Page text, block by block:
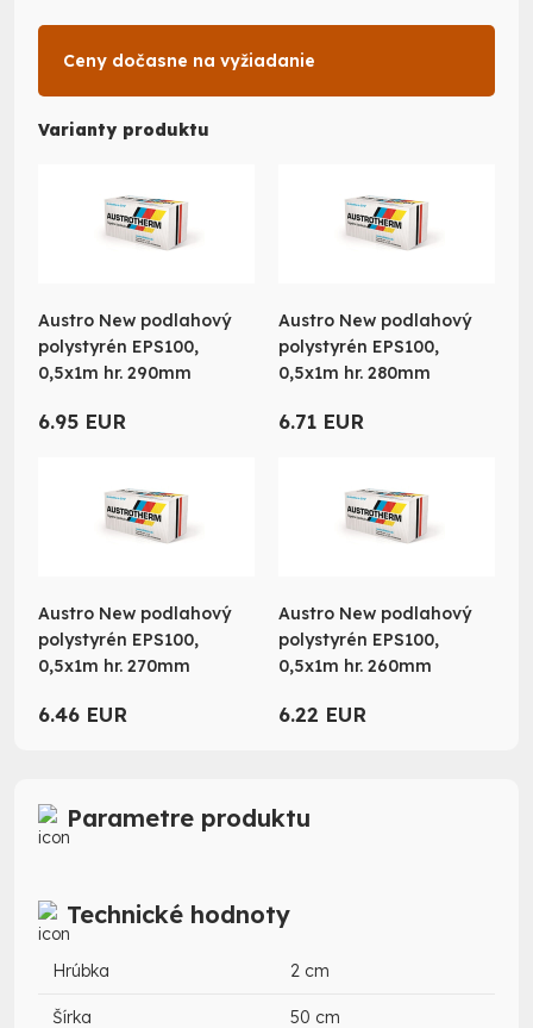
Ceny dočasne na vyžiadanie
Varianty produktu
Austro New podlahový
polystyrén EPS100,
0,5x1m hr. 290mm
6.95 EUR
Austro New podlahový
polystyrén EPS100,
0,5x1m hr. 280mm
6.71 EUR
Austro New podlahový
polystyrén EPS100,
0,5x1m hr. 270mm
6.46 EUR
Austro New podlahový
polystyrén EPS100,
0,5x1m hr. 260mm
6.22 EUR
Parametre produktu
Technické hodnoty
Hrúbka 2 cm
Šírka 50 cm